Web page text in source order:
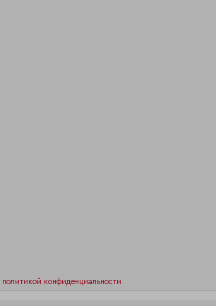
политикой конфиденциальности